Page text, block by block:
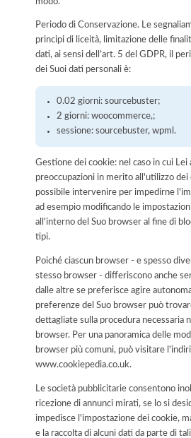
Periodo di Conservazione. Le
principi di liceità, limitazione delle
dati, ai sensi dell’art. 5 del GDPR, il
dei Suoi dati personali è:
0.02 giorni: sourcebuster;
2 giorni: woocommerce,;
sessione: sourcebuster, wpml.
Gestione dei cookie: nel caso in cui Lei
preoccupazioni in merito all'utilizzo dei
possibile intervenire per impedirne
ad esempio modificando le
all'interno del Suo browser al fine di
tipi.
Poiché ciascun browser - e spesso
stesso browser - differiscono anche
dalle altre se preferisce agire
preferenze del Suo browser può
dettagliate sulla procedura necessaria
browser. Per una panoramica delle
browser più comuni, può visitare
www.cookiepedia.co.uk.
Le società pubblicitarie consentono
ricezione di annunci mirati, se lo si
impedisce l'impostazione dei cookie,
e la raccolta di alcuni dati da parte di